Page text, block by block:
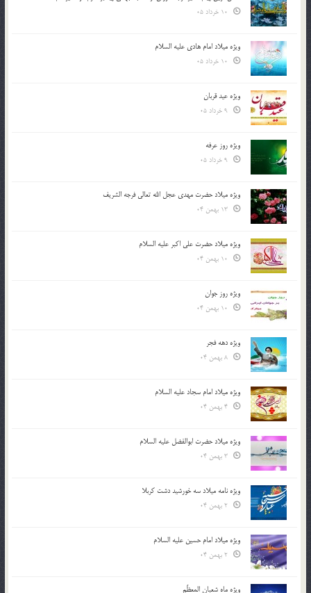
ویژه میلاد امام هادی علیه السلام
ویژه عید قربان
ویژه روز عرفه
ویژه میلاد حضرت مهدی عجل الله تعالی فرجه الشريف
ویژه میلاد حضرت علی اکبر علیه السلام
ویژه روز جوان
ویژه دهه فجر
ویژه میلاد امام سجاد علیه السلام
ویژه میلاد حضرت ابوالفضل علیه السلام
ویژه نامه میلاد سه خورشید دشت کربلا
ویژه میلاد امام حسین علیه السلام
ویژه ماه شعبان المعظّم